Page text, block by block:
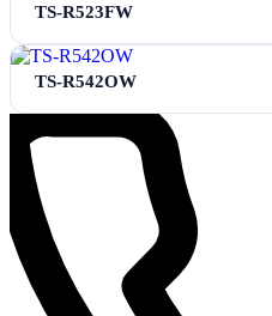
TS-R523FW
TS-R542OW